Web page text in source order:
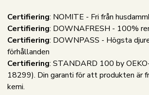
Certifiering: NOMITE - Fri från
Certifiering: DOWNAFRESH - 100%
Certifiering: DOWNPASS - Högsta
förhållanden
Certifiering: STANDARD 100 by
18299). Din garanti för att produkten är
kemi.